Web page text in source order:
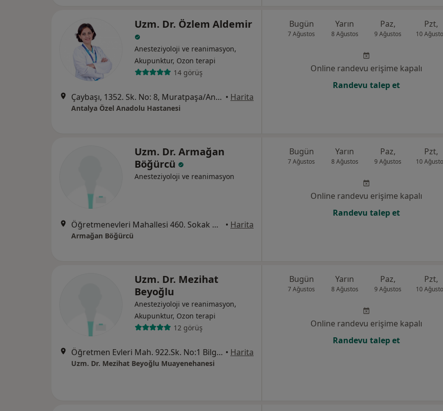
Uzm. Dr. Özlem Aldemir
Anesteziyoloji ve reanimasyon,
Akupunktur, Ozon terapi
14 görüş
Çaybaşı, 1352. Sk. No: 8, Muratpaşa/Antalya, Antalya • Harita
Antalya Özel Anadolu Hastanesi
Bugün
7 Ağustos
Yarın
8 Ağustos
Paz,
9 Ağustos
Pzt,
10
Online randevu erişime kapalı
Randevu talep et
Uzm. Dr. Armağan
Böğürcü
Anesteziyoloji ve reanimasyon
Öğretmenevleri Mahallesi 460. Sokak No:48, Antalya • Harita
Armağan Böğürcü
Bugün
7 Ağustos
Yarın
8 Ağustos
Paz,
9 Ağustos
Pzt,
10
Online randevu erişime kapalı
Randevu talep et
Uzm. Dr. Mezihat
Beyoğlu
Anesteziyoloji ve reanimasyon,
Akupunktur, Ozon terapi
12 görüş
Öğretmen Evleri Mah. 922.Sk. No:1 Bilgin Duran Plaza Kat:2 Daire:21-22, Antalya • Harita
Uzm. Dr. Mezihat Beyoğlu Muayenehanesi
Bugün
7 Ağustos
Yarın
8 Ağustos
Paz,
9 Ağustos
Pzt,
10
Online randevu erişime kapalı
Randevu talep et